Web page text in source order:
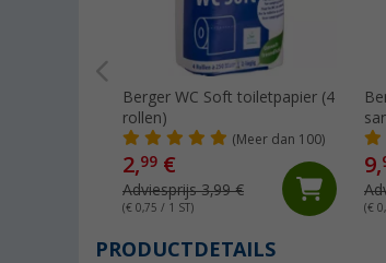
Berger WC Soft toiletpapier (4
rollen)
(Meer dan 100)
2,99 €
Adviesprijs 3,99 €
(€ 0,75 / 1 ST)
9,
(€
PRODUCTDETAILS